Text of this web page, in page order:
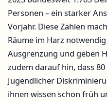
Personen – ein starker
Vorjahr. Diese Zahlen
Räume im Harz
Ausgrenzung und geben
zudem darauf hin, dass
Jugendlicher
ihnen wissen schon früh